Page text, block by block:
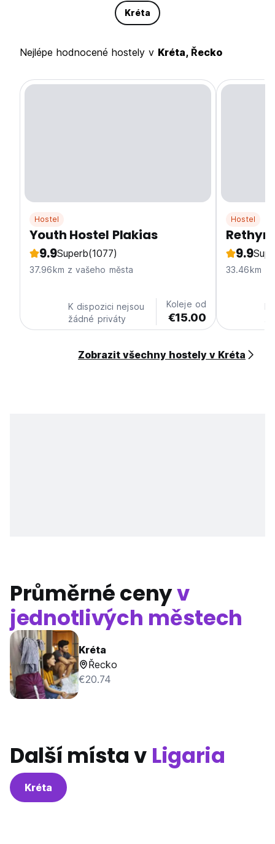
Kréta
Nejlépe hodnocené hostely v Kréta, Řecko
Hostel
Youth Hostel Plakias
9.9Superb(1077)
37.96km z vašeho města
K dispozici nejsou
žádné priváty
Koleje od
€15.00
Hostel
9.9
33.46km z
K
Zobrazit všechny hostely v Kréta
Průměrné cenyv
jednotlivých městech
Kréta
Řecko
€20.74
Další místa v Ligaria
Kréta